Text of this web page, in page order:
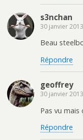
s3nchan
30 janvier 2013
Beau
Répondre
geoffrey
30 janvier 2013
Pas vu mais
Répondre